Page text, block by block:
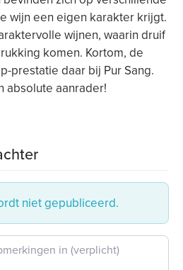
wijn een eigen karakter krijgt.
wijnen, waarin druif
komen. Kortom, de
prestatie daar bij Pur Sang.
absolute aanrader!
niet gepubliceerd.